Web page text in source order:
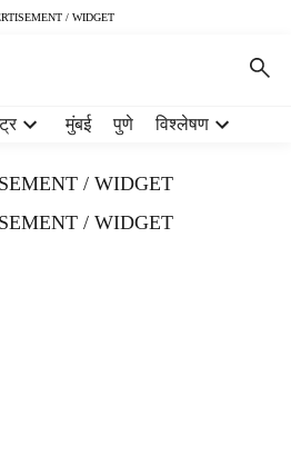
/ WIDGET
मुंबई पुणे विश्लेषण
/ WIDGET
/ WIDGET